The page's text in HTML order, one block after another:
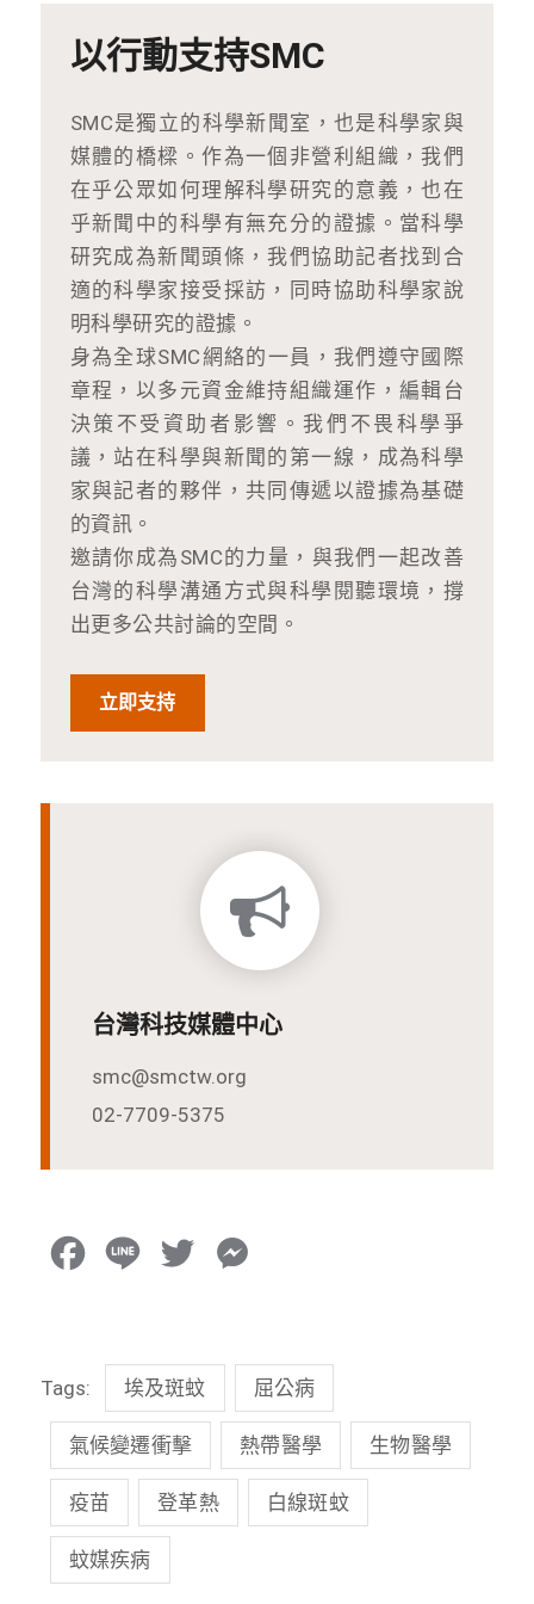
以行動支持SMC
SMC是獨立的科學新聞室，也是科學家與
媒體的橋樑。作為一個非營利組織，我們
在乎公眾如何理解科學研究的意義，也在
乎新聞中的科學有無充分的證據。當科學
研究成為新聞頭條，我們協助記者找到合
適的科學家接受採訪，同時協助科學家說
明科學研究的證據。
身為全球SMC網絡的一員，我們遵守國際
章程，以多元資金維持組織運作，編輯台
決策不受資助者影響。我們不畏科學爭
議，站在科學與新聞的第一線，成為科學
家與記者的夥伴，共同傳遞以證據為基礎
的資訊。
邀請你成為SMC的力量，與我們一起改善
台灣的科學溝通方式與科學閱聽環境，撐
出更多公共討論的空間。
立即支持
台灣科技媒體中心
smc@smctw.org
02-7709-5375
b
o
o
k
e
t
e
r
s
e
n
g
Tags: 埃及斑蚊 屈公病
氣候變遷衝擊 熱帶醫學 生物醫學
疫苗 登革熱 白線斑蚊
蚊媒疾病